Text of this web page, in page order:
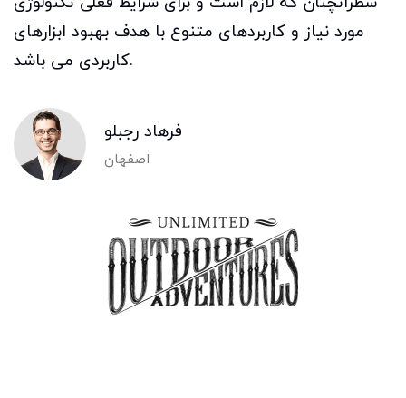
مورد نیاز و کاربردهای متنوع با هدف بهبود ابزارهای
کاربردی می باشد.
فرهاد رجبلو
اصفهان